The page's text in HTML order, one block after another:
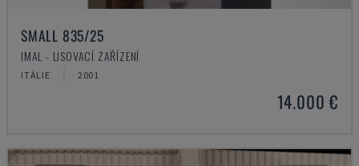
SMALL 835/25
IMAL - LISOVACÍ ZAŘÍZENÍ
ITÁLIE 2001
14.000 €